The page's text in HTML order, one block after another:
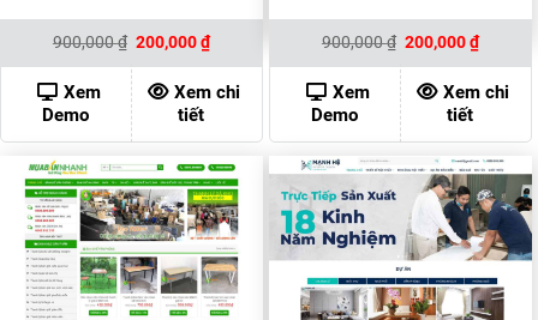
900,000₫ Giá
là:
900,000 ₫.
200,000₫Giá
hiện
tại
là:
200,000 ₫.
Xem
Demo
Xem chi
tiết
900,000₫ Giá
là:
900,000 ₫.
200,000₫Giá
hiện
tại
là:
Xem
Demo
Xem chi
tiết